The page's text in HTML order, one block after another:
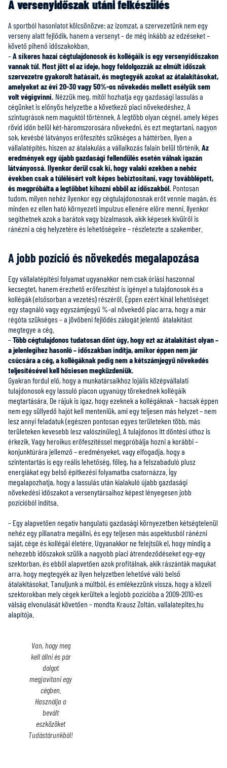
A versenyidőszak utáni felkészülés
A sportból hasonlatot kölcsönözve: az izomzat, a szervezetünk nem egy
verseny alatt fejlődik, hanem a versenyt – de még inkább az edzéseket –
követő pihenő időszakokban.
–A sikeres hazai cégtulajdonosok és kollégáik is egy versenyidőszakon
vannak túl. Most jött el az ideje, hogy feldolgozzák az elmúlt időszak
szervezetre gyakorolt hatásait, és megtegyék azokat az átalakításokat,
amelyeket az évi 20-30 vagy 50%-os növekedés mellett esélyük sem
volt végigvinni. Nézzük meg, mitől hozhatja egy gazdasági lassulás a
cégünket is előnyös helyzetbe a következő piaci növekedéshez. A
szintugrások nem maguktól történnek. A legtöbb olyan cégnél, amely képes
rövid időn belül két-háromszorosára növekedni, és ezt megtartani, nagyon
sok, kevésbé látványos erőfeszítés szükséges a háttérben. Ilyen a
vállalatépítés, hiszen az átalakulás a vállalkozás falain belül történik. Az
eredmények egy újabb gazdasági fellendülés esetén válnak igazán
látványossá. Ilyenkor derül csak ki, hogy valaki ezekben a nehéz
években csak a túlélésért volt képes bebiztosítani, vagy továbblépett,
és megpróbálta a legtöbbet kihozni ebből az időszakból. Pontosan
tudom, milyen nehéz ilyenkor egy cégtulajdonosnak erőt vennie magán, és
minden ez ellen ható környezeti impulzus ellenére előre menni. Ilyenkor
segíthetnek azok a barátok vagy bizalmasok, akik képesek kívülről is
ránézni a cég helyzetére és lehetőségeire – részletezte a szakember.
A jobb pozíció és növekedés megalapozása
Egy vállalatépítési folyamat ugyanakkor nem csak óriási haszonnal
kecsegtet, hanem érezhető erőfeszítést is igényel a tulajdonosok és a
kollégák (elsősorban a vezetés) részéről. Éppen ezért kínál lehetőséget
egy stagnáló vagy egyszámjegyű %-al növekedő piac arra, hogy a már
régóta szükséges – a jövőbeni fejlődés zálogát jelentő átalakítást
megtegye a cég.
–Több cégtulajdonos tudatosan dönt úgy, hogy ezt az átalakítást olyan –
a jelenlegihez hasonló – időszakban indítja, amikor éppen nem jár
csúcsára a cég, a kollégáknak pedig nem a kétszámjegyű növekedés
teljesítésével kell hősiesen megküzdeniük.
Gyakran fordul elő, hogy a munkatársaikhoz lojális középvállalati
tulajdonosok egy lassuló piacon ugyanúgy törekednek kollégáik
megtartására. De rájuk is igaz, hogy ezeknek a kollégáknak – hacsak éppen
nem egy süllyedő hajót kell menteniük, ami egy teljesen más helyzet – nem
lesz annyi feladatuk (egészen pontosan egyes területeken több, más
területeken kevesebb lesz valószínűleg). A tulajdonos itt döntési úthoz is
érkezik. Vagy heroikus erőfeszítéssel megpróbálja hozni a korábbi –
konjunktúrára jellemző – eredményeket, vagy elfogadja, hogy a
szintentartás is egy reális lehetőség, főleg, ha a felszabaduló plusz
energiákat egy belső építkezési folyamatba csatornázza. Így
megalapozhatja, hogy a lassulás után kialakuló újabb gazdasági
növekedési időszakot a versenytársaihoz képest lényegesen jobb
pozícióból indítsa.
– Egy alapvetően negatív hangulatú gazdasági környezetben kétségtelenül
nehéz egy pillanatra megállni, és egy teljesen más aspektusból ránézni
saját, cége és kollégái életére. Ugyanakkor ne felejtsük el, hogy mindig a
nehezebb időszakok szülik a nagyobb piaci átrendeződéseket egy-egy
szektorban, és ebből alapvetően azok profitálnak, akik rászánták magukat
arra, hogy megtegyék az ilyen helyzetben lehetővé váló belső
átalakításokat. Tanuljunk a múltból, és emlékezzünk vissza, hogy a közeli
szektorokban mely cégek kerültek a legjobb pozícióba a 2009-2010-es
válság elvonulását követően – mondta Krausz Zoltán, vallalatepites.hu
alapítója.
Van, hogy meg
kell állni és pár
dolgot
megjavítani egy
cégben.
Használja a
bevált
eszközöket
Tudástárunkból!